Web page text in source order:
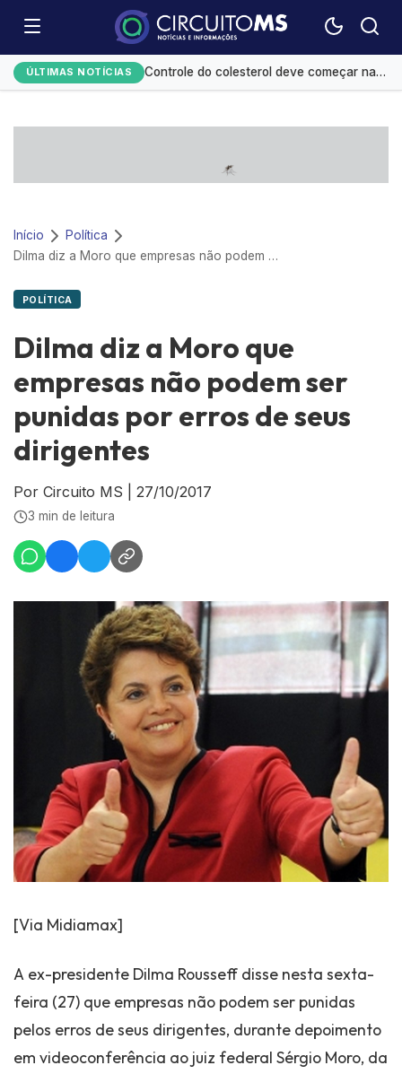
ÚLTIMAS NOTÍCIAS Controle do colesterol deve começar na infância, alerta cardiologista
Agência Nacional de Proteção de Dados investiga plataforma Discord
Início
Política
Dilma diz a Moro que empresas não podem ser punidas por erros de seus dirigentes
POLÍTICA
Dilma diz a Moro que
empresas não podem ser
punidas por erros de seus
dirigentes
Por Circuito MS 27/10/2017
3 min de leitura
[Via Midiamax]
A ex-presidente Dilma Rousseff disse nesta sexta-
feira (27) que empresas não podem ser punidas
pelos erros de seus dirigentes, durante depoimento
em videoconferência ao juiz federal Sérgio Moro, da